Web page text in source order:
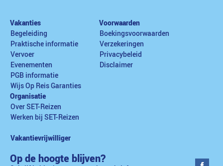
Vakanties
Begeleiding
Praktische informatie
Vervoer
Evenementen
PGB informatie
Wijs Op Reis Garanties
Voorwaarden
Boekingsvoorwaarden
Verzekeringen
Privacybeleid
Disclaimer
Organisatie
Over SET-Reizen
Werken bij SET-Reizen
Vakantievrijwilliger
Op de hoogte blijven?